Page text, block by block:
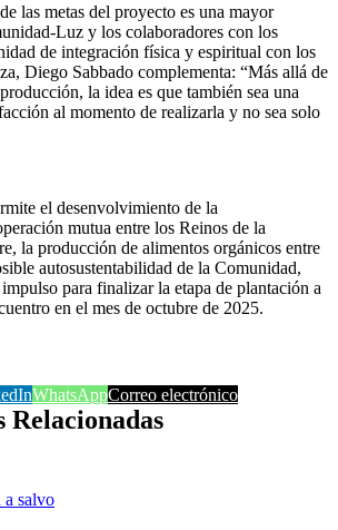
las metas del proyecto es una mayor
Luz y los colaboradores con los
de integración física y espiritual con los
Diego Sabbado complementa: “Más allá de
la idea es que también sea una
al momento de realizarla y no sea solo
el desenvolvimiento de la
mutua entre los Reinos de la
la producción de alimentos orgánicos entre
autosustentabilidad de la Comunidad,
para finalizar la etapa de plantación a
en el mes de octubre de 2025.
WhatsAppCorreo electrónico
Relacionadas
a salvo